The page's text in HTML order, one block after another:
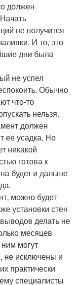
должен
не получится
И то, это
дни была
не успел
Обычно
что-то
нельзя.
должен
ее усадка. Но
никакой
готова к
будет и дальше
можно будет
установки стен
делать не
месяцев
могут
не исключены и
практически
специалисты